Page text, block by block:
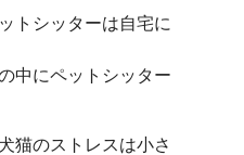
トシッターは自宅に
中にペットシッター
猫のストレスは小さ